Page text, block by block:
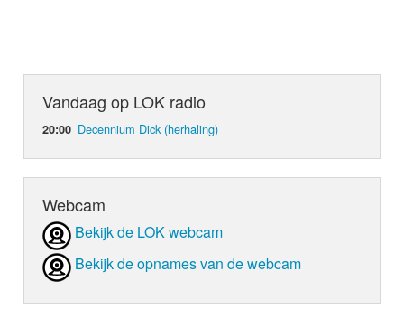
Vandaag op LOK radio
20:00 Decennium Dick (herhaling)
Webcam
Bekijk de LOK webcam
Bekijk de opnames van de webcam